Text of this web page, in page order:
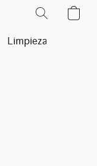
Limpieza